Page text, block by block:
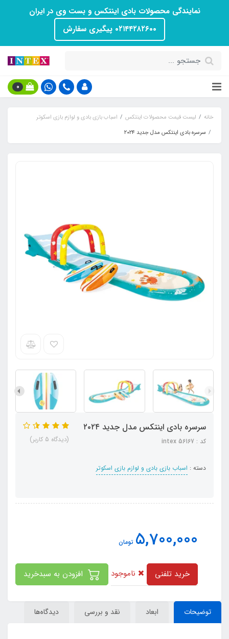
نمایندگی محصولات بادی اینتکس و بست وی در ایران
۰۲۱۴۴۲۸۲۶۰۰ پیگیری سفارش
0
خانه لیست قیمت محصولات اینتکس
اسباب بازی بادی و لوازم بازی اسکوتر
سرسره بادی اینتکس مدل جدید ۲۰۲۴
سرسره بادی اینتکس مدل جدید ۲۰۲۴
کد : intex 56167
دسته : اسباب بازی بادی و لوازم بازی اسکوتر
(دیدگاه 5 کاربر)
5,700,000 تومان
خرید تلفنی ناموجود
توضیحات ابعاد نقد و بررسی دیدگاه‌ها